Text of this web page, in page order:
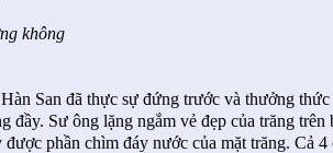
không
San đã thực sự đứng trước và thưởng thức
đầy. Sư ông lặng ngắm vẻ đẹp của trăng
phần chìm đáy nước của mặt trăng. Cả